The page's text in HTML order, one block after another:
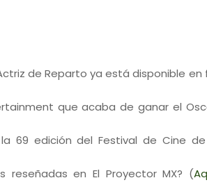
de Reparto ya está disponible
que acaba de ganar el
69 edición del Festival de Cine
reseñadas en El Proyector MX? (